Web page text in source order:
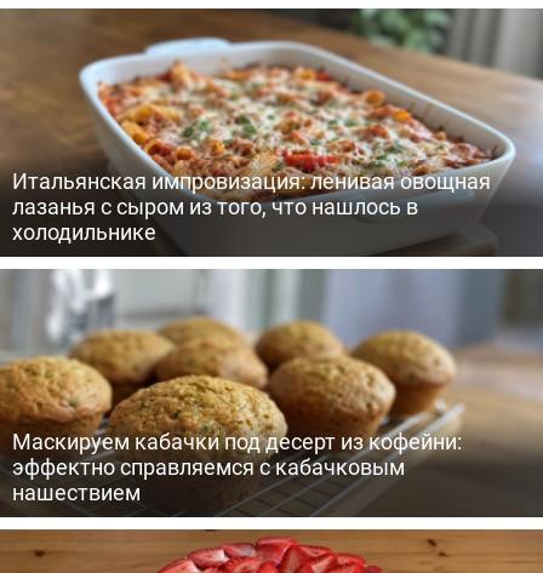
Итальянская импровизация: ленивая овощная
лазанья с сыром из того, что нашлось в
холодильнике
Маскируем кабачки под десерт из кофейни:
эффектно справляемся с кабачковым
нашествием